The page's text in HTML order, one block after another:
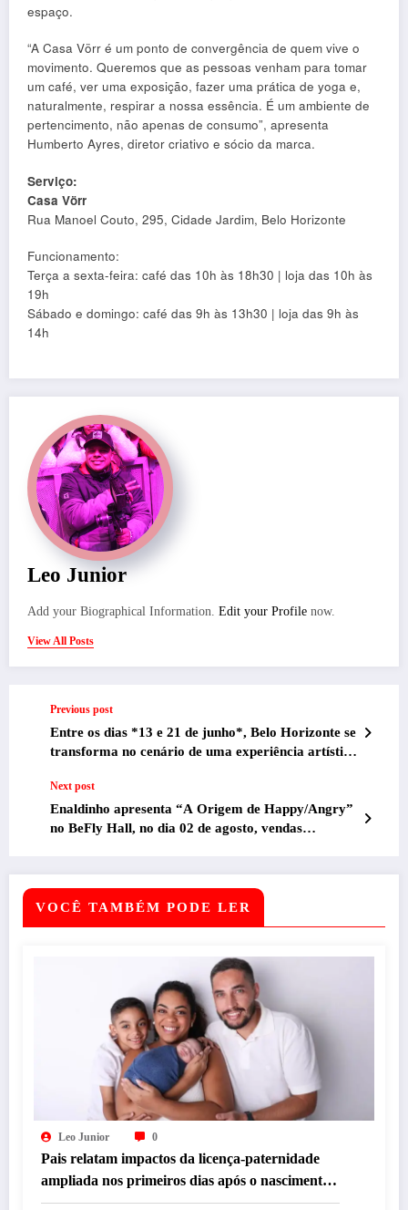
espaço.
“A Casa Vörr é um ponto de convergência de quem vive o
movimento. Queremos que as pessoas venham para tomar
um café, ver uma exposição, fazer uma prática de yoga e,
naturalmente, respirar a nossa essência. É um ambiente de
pertencimento, não apenas de consumo”, apresenta
Humberto Ayres, diretor criativo e sócio da marca.
Serviço:
Casa Vörr
Rua Manoel Couto, 295, Cidade Jardim, Belo Horizonte
Funcionamento:
Terça a sexta-feira: café das 10h às 18h30 | loja das 10h às
19h
Sábado e domingo: café das 9h às 13h30 | loja das 9h às
14h
Leo Junior
Add your Biographical Information. Edit your Profile now.
View All Posts
Previous post
Entre os dias *13 e 21 de junho*, Belo Horizonte se
transforma no cenário de uma experiência artística
FESTIM
Next post
Enaldinho apresenta “A Origem de Happy/Angry”
no BeFly Hall, no dia 02 de agosto, vendas
VOCÊ TAMBÉM PODE LER
Leo Junior 0
Pais relatam impactos da licença-paternidade
ampliada nos primeiros dias após o nascimento
dos filhos